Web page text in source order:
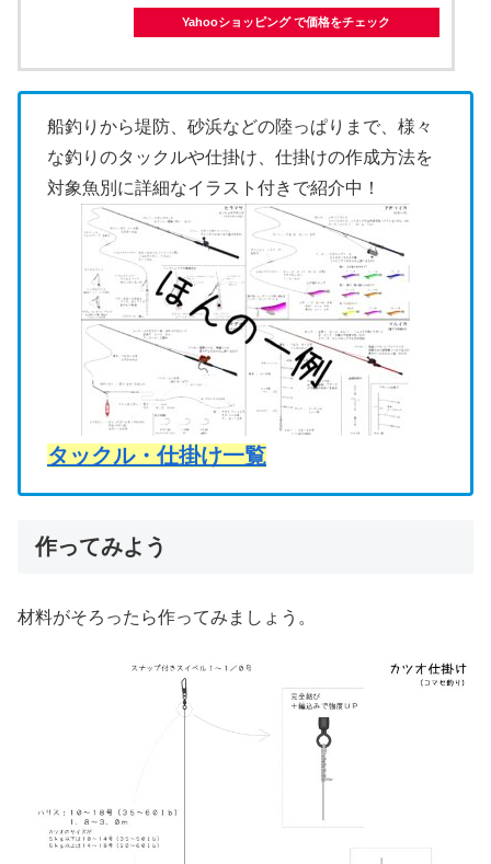
Yahooショッピング で価格をチェック
船釣りから堤防、砂浜などの陸っぱりまで、様々
な釣りのタックルや仕掛け、仕掛けの作成方法を
対象魚別に詳細なイラスト付きで紹介中！
タックル・仕掛け一覧
作ってみよう
材料がそろったら作ってみましょう。